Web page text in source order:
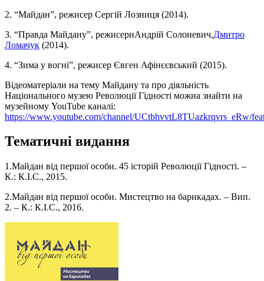
2. “Майдан”, режисер Сергій Лозниця (2014).
3. “Правда Майдану”, режисериАндрій Солоневич,Дмитро
Ломачук (2014).
4. “Зима у вогні”, режисер Євген Афінєєвський (2015).
Відеоматеріали на тему Майдану та про діяльність
Національного музею Революції Гідності можна знайти на
музейному YouTube каналі:
https://www.youtube.com/channel/UCtbhvvtL8TUazkrqvrs_eRw/
Тематичні видання
1.Майдан від першої особи. 45 історій Революції Гідності. –
К.: К.І.С., 2015.
2.Майдан від першої особи. Мистецтво на барикадах. – Вип.
2. – К.: К.І.С., 2016.